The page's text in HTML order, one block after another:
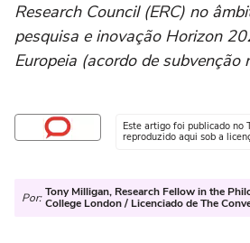
Research Council (ERC) no
pesquisa e inovação Horizon
Europeia (acordo de subvenção
Este artigo foi publicado no
reproduzido aqui sob a
Por: Tony Milligan, Research Fellow in the
College London / Licenciado de The